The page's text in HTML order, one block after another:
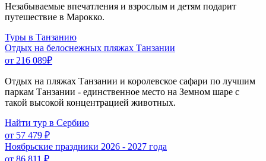
Незабываемые впечатления и взрослым и детям подарит
путешествие в Марокко.
Туры в Танзанию
Отдых на белоснежных пляжах Танзании
от 216 089₽
Отдых на пляжах Танзании и королевское сафари по лучшим
паркам Танзании - единственное место на Земном шаре с
такой высокой концентрацией животных.
Найти тур в Сербию
от 57 479 ₽
Ноябрьские праздники 2026 - 2027 года
от 86 811 ₽